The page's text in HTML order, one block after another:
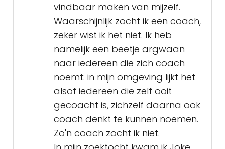
vindbaar maken van mijzelf.
Waarschijnlijk zocht ik een coach,
zeker wist ik het niet. Ik heb
namelijk een beetje argwaan
naar iedereen die zich coach
noemt: in mijn omgeving lijkt het
alsof iedereen die zelf ooit
gecoacht is, zichzelf daarna ook
coach denkt te kunnen noemen.
Zo'n coach zocht ik niet.